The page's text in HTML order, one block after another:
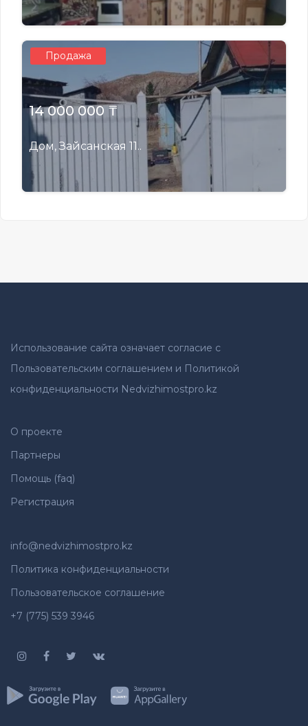
Продажа
14 000 000 ₸
Дом, Зайсанская 11..
Использование сайта означает согласие с
Пользовательским соглашением и Политикой
конфиденциальности Nedvizhimostpro.kz
О проекте
Партнеры
Помощь (faq)
Регистрация
info@nedvizhimostpro.kz
Политика конфиденциальности
Пользовательское соглашение
+7 (775) 539 3946